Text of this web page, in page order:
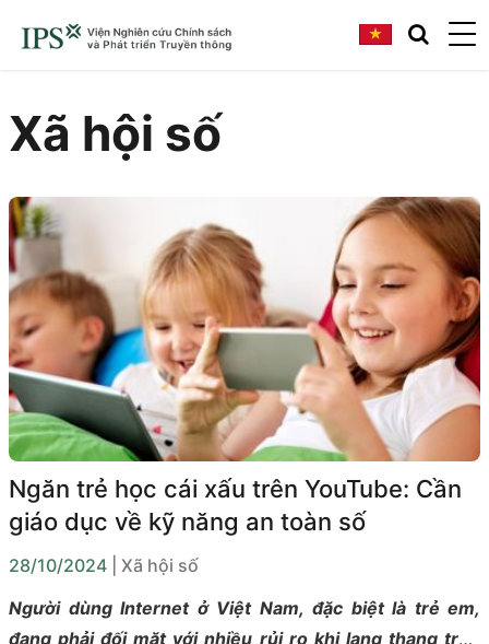
Xã hội số
Ngăn trẻ học cái xấu trên YouTube: Cần
giáo dục về kỹ năng an toàn số
28/10/2024
| Xã hội số
Người dùng Internet ở Việt Nam, đặc biệt là trẻ em,
đang phải đối mặt với nhiều rủi ro khi lang thang trên